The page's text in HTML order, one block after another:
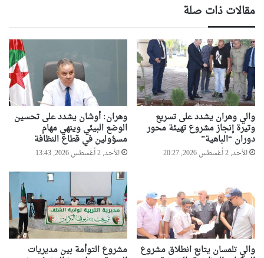
س
ر
ق
ة
ع
ب
ر
ف
ا
ي
س
ب
.
ا
ل
إ
ط
ج
د
ي
د
ة
ب
و
ه
ر
ا
ن
م
ة
ل
ت
خ
مقالات ذات صلة
والي وهران يشدد على تسريع
وتيرة إنجاز مشروع تهيئة محور
دوران “الباهية”
الأحد, 2 أغسطس 2026, 20:27
وهران: أوشان يشدد على تحسين
الوضع البيئي وينهي مهام
مسؤولين في قطاع النظافة
الأحد, 2 أغسطس 2026, 13:43
والي تلمسان يتابع انطلاق مشروع مشروع التوأمة بين مديريات